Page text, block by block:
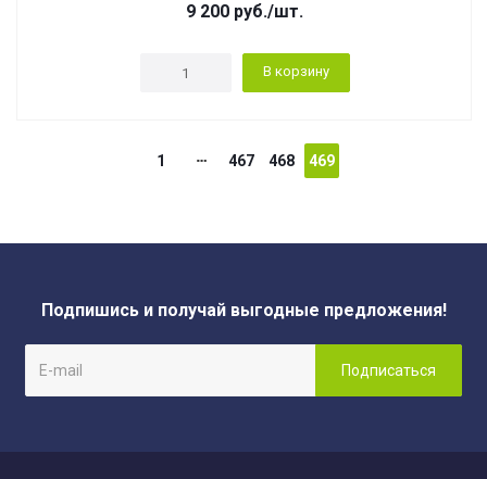
9 200 руб./шт.
В корзину
1 467 468 469
Подпишись и получай выгодные предложения!